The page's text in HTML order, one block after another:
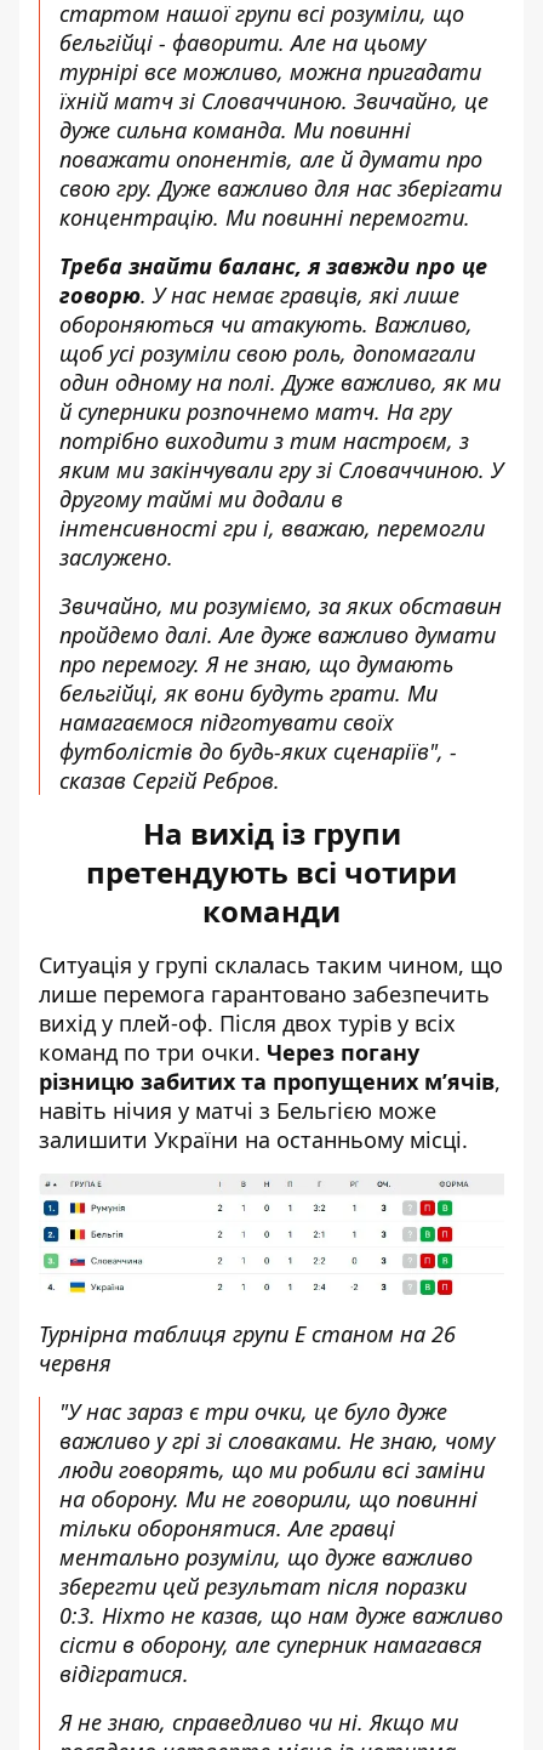
стартом нашої групи всі розуміли, що
бельгійці - фаворити. Але на цьому
турнірі все можливо, можна пригадати
їхній матч зі Словаччиною. Звичайно, це
дуже сильна команда. Ми повинні
поважати опонентів, але й думати про
свою гру. Дуже важливо для нас зберігати
концентрацію. Ми повинні перемогти.
Треба знайти баланс, я завжди про це
говорю. У нас немає гравців, які лише
обороняються чи атакують. Важливо,
щоб усі розуміли свою роль, допомагали
один одному на полі. Дуже важливо, як ми
й суперники розпочнемо матч. На гру
потрібно виходити з тим настроєм, з
яким ми закінчували гру зі Словаччиною. У
другому таймі ми додали в
інтенсивності гри і, вважаю, перемогли
заслужено.
Звичайно, ми розуміємо, за яких обставин
пройдемо далі. Але дуже важливо думати
про перемогу. Я не знаю, що думають
бельгійці, як вони будуть грати. Ми
намагаємося підготувати своїх
футболістів до будь-яких сценаріїв", -
сказав Сергій Ребров.
На вихід із групи
претендують всі чотири
команди
Ситуація у групі склалась таким чином, що
лише перемога гарантовано забезпечить
вихід у плей-оф. Після двох турів у всіх
команд по три очки. Через погану
різницю забитих та пропущених м’ячів,
навіть нічия у матчі з Бельгією може
залишити України на останньому місці.
Турнірна таблиця групи E станом на 26
червня
"У нас зараз є три очки, це було дуже
важливо у грі зі словаками. Не знаю, чому
люди говорять, що ми робили всі заміни
на оборону. Ми не говорили, що повинні
тільки оборонятися. Але гравці
ментально розуміли, що дуже важливо
зберегти цей результат після поразки
0:3. Ніхто не казав, що нам дуже важливо
сісти в оборону, але суперник намагався
відігратися.
Я не знаю, справедливо чи ні. Якщо ми